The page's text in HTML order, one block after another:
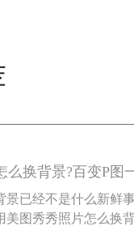
么换背景?百变P图
景已经不是什么新鲜
美图秀秀照片怎么换